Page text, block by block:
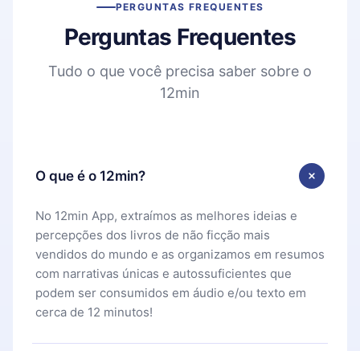
PERGUNTAS FREQUENTES
Perguntas Frequentes
Tudo o que você precisa saber sobre o
12min
O que é o 12min?
No 12min App, extraímos as melhores ideias e
percepções dos livros de não ficção mais
vendidos do mundo e as organizamos em resumos
com narrativas únicas e autossuficientes que
podem ser consumidos em áudio e/ou texto em
cerca de 12 minutos!